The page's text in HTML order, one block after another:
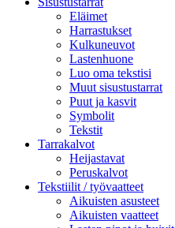
Eläimet
Harrastukset
Kulkuneuvot
Lastenhuone
Luo oma tekstisi
Muut sisustustarrat
Puut ja kasvit
Symbolit
Tekstit
Tarrakalvot
Heijastavat
Peruskalvot
Tekstiilit / työvaatteet
Aikuisten asusteet
Aikuisten vaatteet